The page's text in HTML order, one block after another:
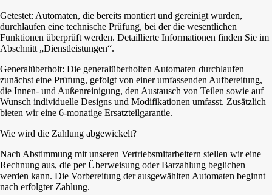
Getestet: Automaten, die bereits montiert und gereinigt wurden,
durchlaufen eine technische Prüfung, bei der die wesentlichen
Funktionen überprüft werden. Detaillierte Informationen finden Sie im
Abschnitt „Dienstleistungen“.
Generalüberholt: Die generalüberholten Automaten durchlaufen
zunächst eine Prüfung, gefolgt von einer umfassenden Aufbereitung,
die Innen- und Außenreinigung, den Austausch von Teilen sowie auf
Wunsch individuelle Designs und Modifikationen umfasst. Zusätzlich
bieten wir eine 6-monatige Ersatzteilgarantie.
Wie wird die Zahlung abgewickelt?
Nach Abstimmung mit unseren Vertriebsmitarbeitern stellen wir eine
Rechnung aus, die per Überweisung oder Barzahlung beglichen
werden kann. Die Vorbereitung der ausgewählten Automaten beginnt
nach erfolgter Zahlung.